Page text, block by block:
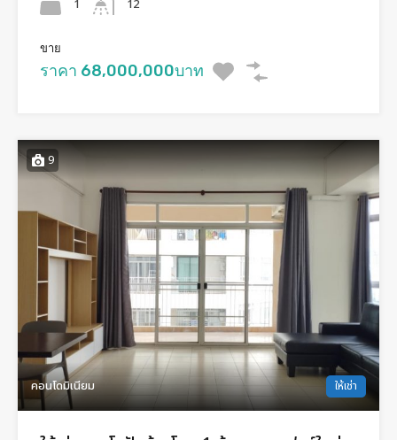
1
12
ขาย
ราคา 68,000,000บาท
9
คอนโดมิเนียม ให้เช่า